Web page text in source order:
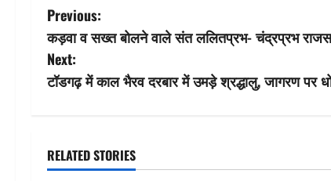
P
o
s
n
Previous:
कड़वा व सख्त बोलने वाले संत ललितप्रभ- चंद्रप्रभ
Next:
टॉडगढ़ में काल भैरव दरबार में उमड़े श्रद्धालु, जागरण पर
RELATED STORIES